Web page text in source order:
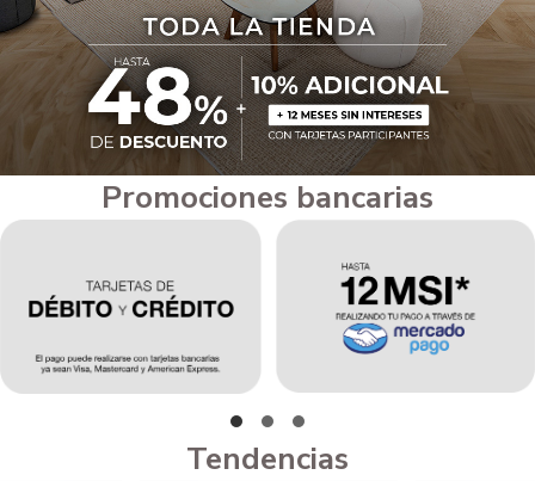
Promociones bancarias
Tendencias